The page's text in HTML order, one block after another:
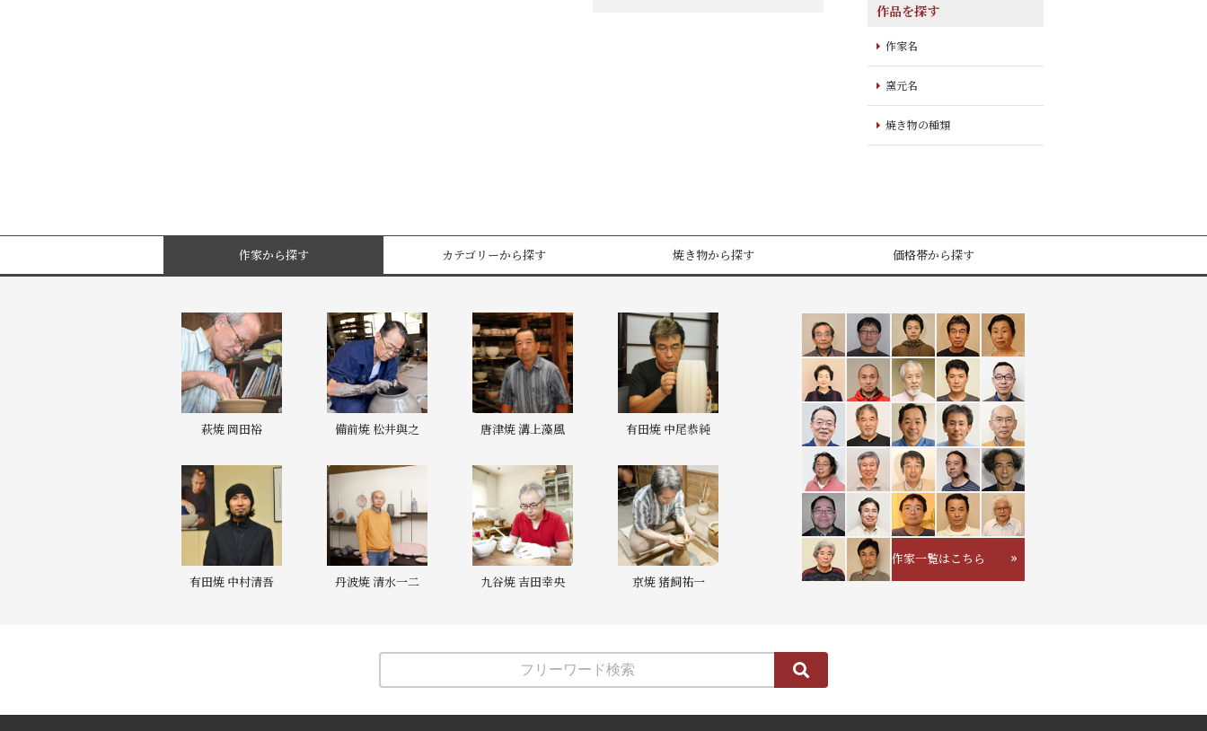
作品を探す
作家名
窯元名
焼き物の種類
作家から探す カテゴリーから探す 焼き物から探す 価格帯から探す
萩焼 岡田裕 備前焼 松井與之 唐津焼 溝上藻風 有田焼 中尾恭純
有田焼 中村清吾 丹波焼 清水一二 九谷焼 吉田幸央 京焼 猪飼祐一
作家一覧はこちら